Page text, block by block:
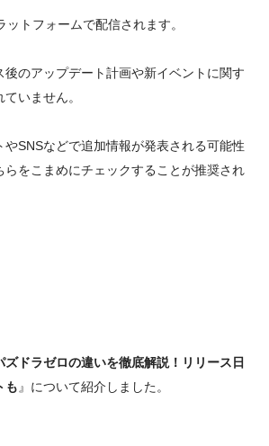
トフォームで配信されます。
のアップデート計画や新イベントに関す
いません。
やSNSなどで追加情報が発表される可能性
らをこまめにチェックすることが推奨され
ズドラゼロの違いを徹底解説！リリース日
も 』について紹介しました。